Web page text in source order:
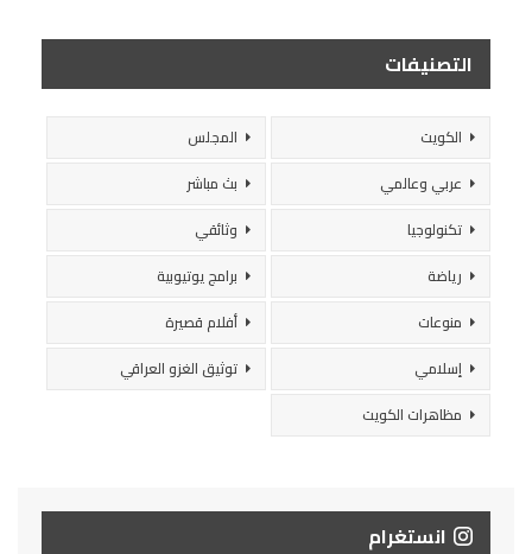
التصنيفات
الكويت
المجلس
عربي وعالمي
بث مباشر
تكنولوجيا
وثائقي
رياضة
برامج يوتيوبية
منوعات
أفلام قصيرة
إسلامي
توثيق الغزو العراقي
مظاهرات الكويت
انستغرام